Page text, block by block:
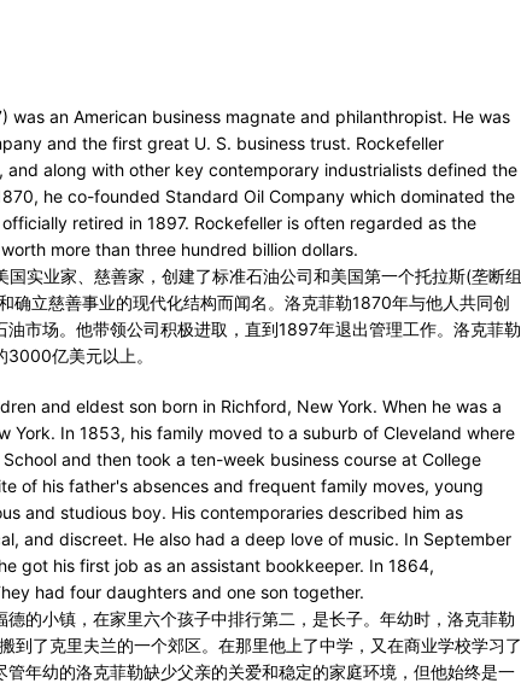
was an American business magnate and philanthropist. He was
and the first great U. S. business trust. Rockefeller
along with other key contemporary industrialists defined the
he co-founded Standard Oil Company which dominated the
retired in 1897. Rockefeller is often regarded as the
more than three hundred billion dollars.
实业家、慈善家，创建了标准石油公司和美国第一个托拉斯(垄断组
确立慈善事业的现代化结构而闻名。洛克菲勒1870年与他人共同创
市场。他带领公司积极进取，直到1897年退出管理工作。洛克菲勒
亿美元以上。
and eldest son born in Richford, New York. When he was a
York. In 1853, his family moved to a suburb of Cleveland where
and then took a ten-week business course at College
of his father's absences and frequent family moves, young
and studious boy. His contemporaries described him as
and discreet. He also had a deep love of music. In September
got his first job as an assistant bookkeeper. In 1864,
had four daughters and one son together.
的小镇，在家里六个孩子中排行第二，是长子。年幼时，洛克菲勒
到了克里夫兰的一个郊区。在那里他上了中学，又在商业学校学习了
年幼的洛克菲勒缺少父亲的关爱和稳定的家庭环境，但他始终是一